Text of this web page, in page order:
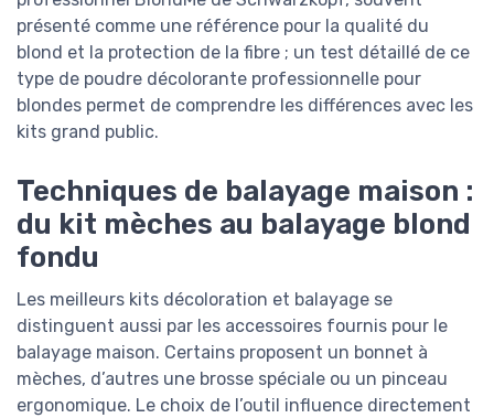
présenté comme une référence pour la qualité du
blond et la protection de la fibre ; un test détaillé de ce
type de poudre décolorante professionnelle pour
blondes permet de comprendre les différences avec les
kits grand public.
Techniques de balayage maison :
du kit mèches au balayage blond
fondu
Les meilleurs kits décoloration et balayage se
distinguent aussi par les accessoires fournis pour le
balayage maison. Certains proposent un bonnet à
mèches, d’autres une brosse spéciale ou un pinceau
ergonomique. Le choix de l’outil influence directement